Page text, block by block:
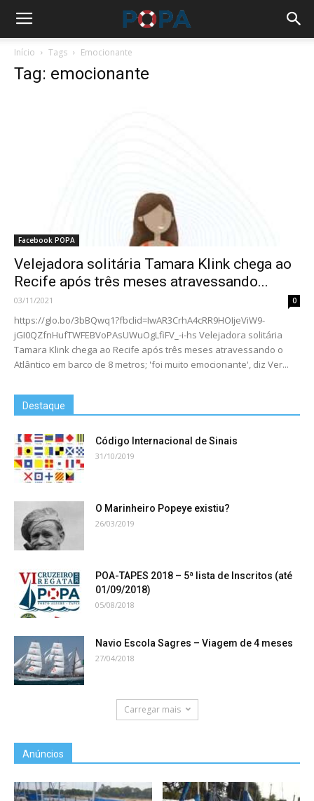
Início Tags Emocionante
Tag: emocionante
Facebook POPA
Velejadora solitária Tamara Klink chega ao
Recife após três meses atravessando...
03/11/2021 0
https://glo.bo/3bBQwq1?fbclid=IwAR3CrhA4cRR9HOIjeViW9-
jGI0QZfnHufTWFEBVoPAsUWuOgLfiFV_-i-hs Velejadora solitária
Tamara Klink chega ao Recife após três meses atravessando o
Atlântico em barco de 8 metros; 'foi muito emocionante', diz Ver...
Destaque
Código Internacional de Sinais
31/10/2019
O Marinheiro Popeye existiu?
26/03/2019
POA-TAPES 2018 – 5ª lista de Inscritos (até
01/09/2018)
05/08/2018
Navio Escola Sagres – Viagem de 4 meses
27/04/2018
Carregar mais
Anúncios